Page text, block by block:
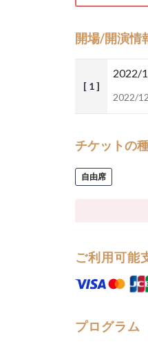
開場/開演情
[ 1 ]
2022/
2022/
チケットの
自由席
ご利用可能
プログラム